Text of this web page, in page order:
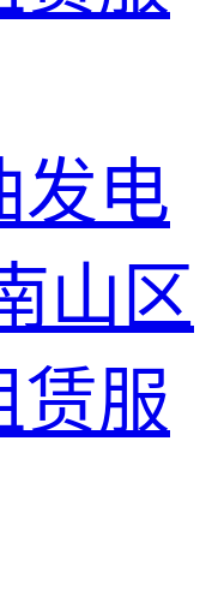
发电
山区
赁服